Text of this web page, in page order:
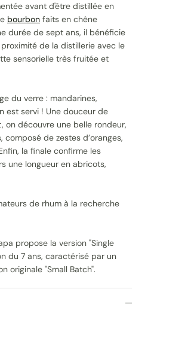
avant d'être distillée en
bourbon faits en chêne
durée de sept ans, il bénéficie
de la distillerie avec le
sensorielle très fruitée et
du verre : mandarines,
est servi ! Une douceur de
on découvre une belle rondeur,
de zestes d’oranges,
la finale confirme les
une longueur en abricots,
de rhum à la recherche
propose la version "Single
du 7 ans, caractérisé par un
originale "Small Batch".